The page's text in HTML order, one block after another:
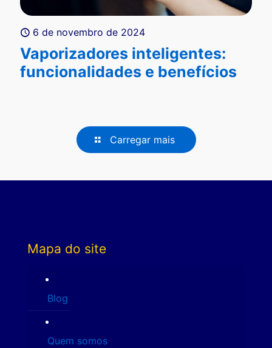
6 de novembro de 2024
Vaporizadores inteligentes:
funcionalidades e benefícios
Carregar mais
Mapa do site
Blog
Quem somos